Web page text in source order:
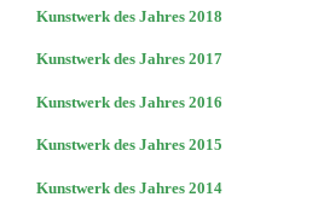
Kunstwerk des Jahres 2018
Kunstwerk des Jahres 2017
Kunstwerk des Jahres 2016
Kunstwerk des Jahres 2015
Kunstwerk des Jahres 2014